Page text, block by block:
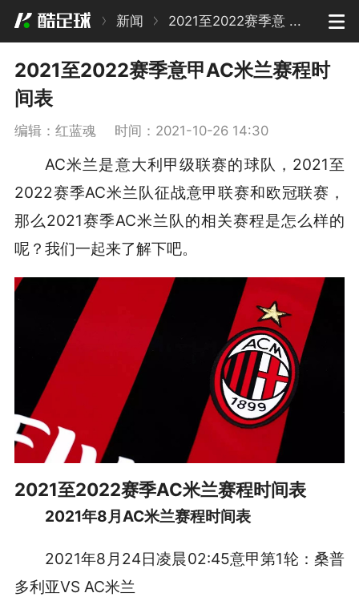
新闻 2021至2022赛季意 ...
2021至2022赛季意甲AC米兰赛程时
间表
编辑：红蓝魂 时间：2021-10-26 14:30
AC米兰是意大利甲级联赛的球队，2021至
2022赛季AC米兰队征战意甲联赛和欧冠联赛，
那么2021赛季AC米兰队的相关赛程是怎么样的
呢？我们一起来了解下吧。
2021至2022赛季AC米兰赛程时间表
2021年8月AC米兰赛程时间表
2021年8月24日凌晨02:45意甲第1轮：桑普
多利亚VS AC米兰